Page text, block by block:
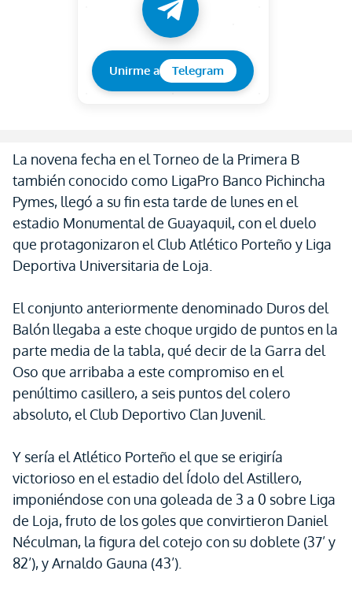
Unirme a Telegram
La novena fecha en el Torneo de la Primera B
también conocido como LigaPro Banco Pichincha
Pymes, llegó a su fin esta tarde de lunes en el
estadio Monumental de Guayaquil, con el duelo
que protagonizaron el Club Atlético Porteño y Liga
Deportiva Universitaria de Loja.
El conjunto anteriormente denominado Duros del
Balón llegaba a este choque urgido de puntos en la
parte media de la tabla, qué decir de la Garra del
Oso que arribaba a este compromiso en el
penúltimo casillero, a seis puntos del colero
absoluto, el Club Deportivo Clan Juvenil.
Y sería el Atlético Porteño el que se erigiría
victorioso en el estadio del Ídolo del Astillero,
imponiéndose con una goleada de 3 a 0 sobre Liga
de Loja, fruto de los goles que convirtieron Daniel
Néculman, la figura del cotejo con su doblete (37’ y
82’), y Arnaldo Gauna (43’).